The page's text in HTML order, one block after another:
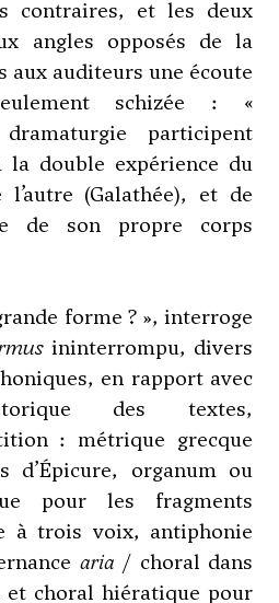
contraires, et les deux
angles opposés de la
aux auditeurs une écoute
schizée : «
participent
la double expérience du
(Galathée), et de
de son propre corps
forme ? », interroge
ininterrompu, divers
en rapport avec
des textes,
: métrique grecque
d’Épicure, organum ou
pour les fragments
à trois voix, antiphonie
aria / choral dans
et choral hiératique pour